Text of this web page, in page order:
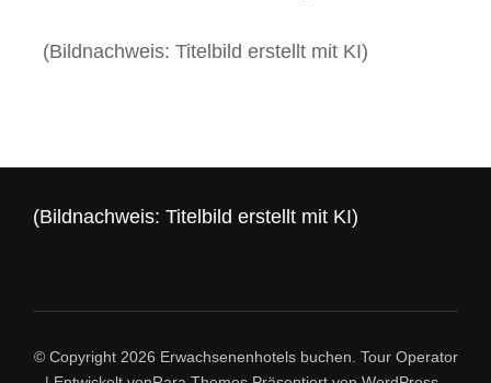
(Bildnachweis: Titelbild erstellt mit KI)
(Bildnachweis: Titelbild erstellt mit KI)
© Copyright 2026 Erwachsenenhotels buchen Tour Operator